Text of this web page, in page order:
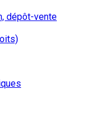
dépôt-vente